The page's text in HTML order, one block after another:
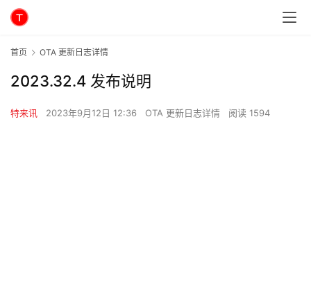
首页 OTA 更新日志详情
2023.32.4 发布说明
特来讯 2023年9月12日 12:36 OTA 更新日志详情 阅读 1594